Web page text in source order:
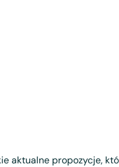
aktualne propozycje,